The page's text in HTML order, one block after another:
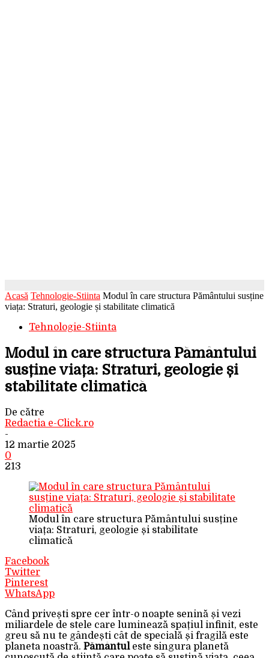
Acasă Tehnologie-Stiinta Modul în care structura Pământului susține
viața: Straturi, geologie și stabilitate climatică
Tehnologie-Stiinta
Modul în care structura Pământului
susține viața: Straturi, geologie și
stabilitate climatică
De către
Redactia e-Click.ro
-
12 martie 2025
0
213
Modul în care structura Pământului susține
viața: Straturi, geologie și stabilitate
climatică
Facebook
Twitter
Pinterest
WhatsApp
Când privești spre cer într-o noapte senină și vezi
miliardele de stele care luminează spațiul infinit, este
greu să nu te gândești cât de specială și fragilă este
planeta noastră. Pământuleste singura planetă